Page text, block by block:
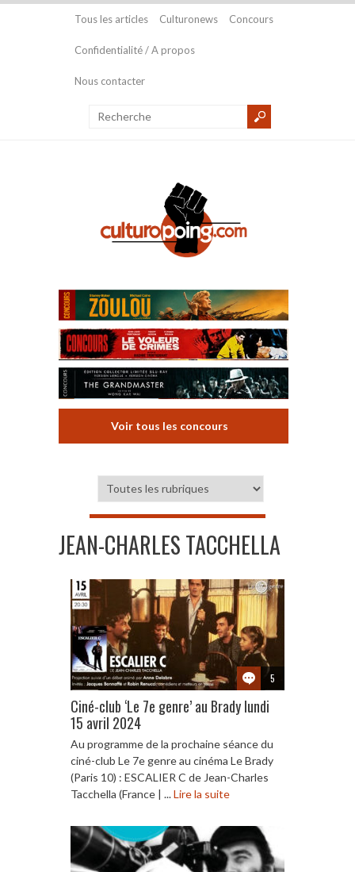
Tous les articles Culturonews Concours
Confidentialité / A propos
Nous contacter
Voir tous les concours
JEAN-CHARLES TACCHELLA
5
Ciné-club ‘Le 7e genre’ au Brady lundi
15 avril 2024
Au programme de la prochaine séance du
ciné-club Le 7e genre au cinéma Le Brady
(Paris 10) : ESCALIER C de Jean-Charles
Tacchella (France | ...Lire la suite